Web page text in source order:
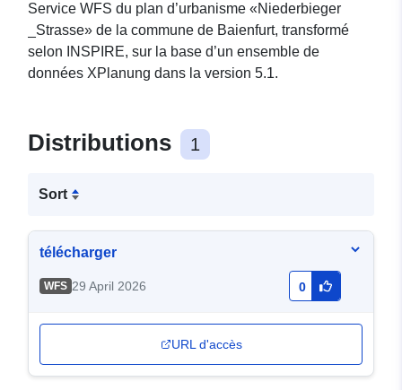
Service WFS du plan d’urbanisme «Niederbieger
_Strasse» de la commune de Baienfurt, transformé
selon INSPIRE, sur la base d’un ensemble de
données XPlanung dans la version 5.1.
Distributions 1
Sort
télécharger
WFS 29 April 2026 0
URL d'accès